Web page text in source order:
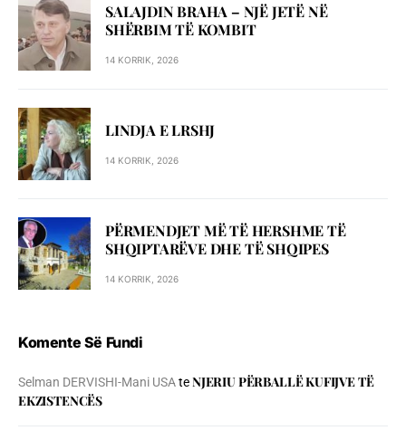
SALAJDIN BRAHA – NJЁ JETЁ NЁ
SHЁRBIM TЁ KOMBIT
14 KORRIK, 2026
LINDJA E LRSHJ
14 KORRIK, 2026
PËRMENDJET MË TË HERSHME TË
SHQIPTARËVE DHE TË SHQIPES
14 KORRIK, 2026
Komente Së Fundi
Selman DERVISHI-Mani USAteNJERIU PЁRBALLЁ KUFIJVE TЁ
EKZISTENCЁS